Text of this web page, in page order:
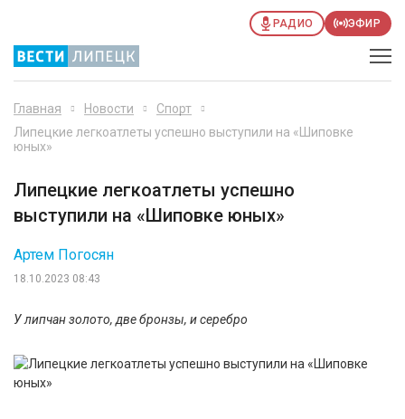
РАДИО ЭФИР
Главная Новости
Спорт
Липецкие легкоатлеты успешно выступили на «Шиповке
юных»
Липецкие легкоатлеты успешно
выступили на «Шиповке юных»
18.10.2023 08:43
Артем Погосян
У липчан золото, две бронзы, и серебро